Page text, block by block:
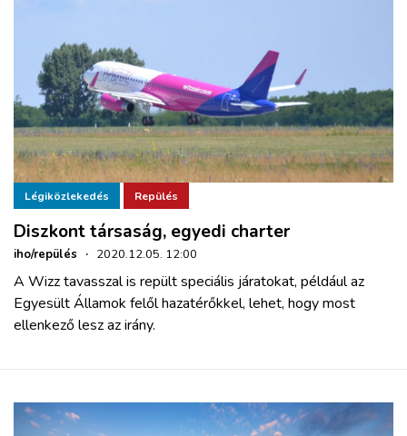
Légiközlekedés Repülés
Diszkont társaság, egyedi charter
iho/repülés · 2020.12.05. 12:00
A Wizz tavasszal is repült speciális járatokat, például az
Egyesült Államok felől hazatérőkkel, lehet, hogy most
ellenkező lesz az irány.